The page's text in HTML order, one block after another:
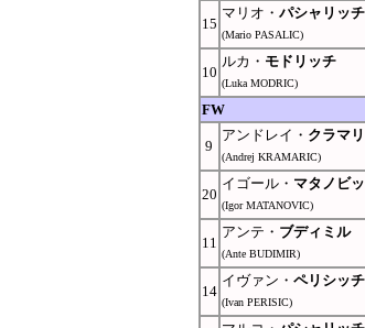
15
マリオ・ パシャリッチ
(Mario PASALIC)
10
ルカ・ モドリッチ
(Luka MODRIC)
FW
9
アンドレイ・ クラマ
(Andrej KRAMARIC)
20
イゴール・ マタノビ
(Igor MATANOVIC)
11
アンテ・ ブディミル
(Ante BUDIMIR)
14
イヴァン・ ペリシッチ
(Ivan PERISIC)